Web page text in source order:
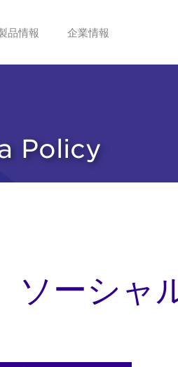
品情報 企業情報
Policy
ソーシャ